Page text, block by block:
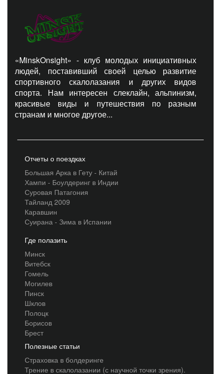
«MinskOnsight» - клуб молодых инициативных
людей, поставивший своей целью развитие
спортивного скалолазания и других видов
спорта. Нам интересен слеклайн, альпинизм,
красивые виды и путешествия по разным
странам и многое другое...
Отчеты о поездках
Большая Арка в Гету - Китай
Хампи - Боулдеринг в Индии
Суровая Патагония
Тайланд 2009
Каравшин
Суирана - Зима в Испании
Где полазить
Минск
Витебск
Гомель
Могилев
Пинск
Шклов
Полоцк
Борисов
Брест
Полезные статьи
Страховка в болдеринге
Трение в скалолазании (с научной точки зрения).